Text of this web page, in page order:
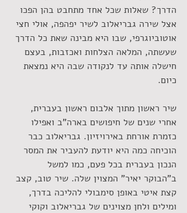
הדרך? שאלות שכל אחד מתחבט בהן הפכו
אצל שירה גבריאלוב לשיר יפהפה, אולי חצי
אוטוביוגרפי, שבו היא מבינה שאת כל הדרך
שעשתה, המלאה הצלחות ואכזבות, בעצם
חישלה אותה עד לנקודה שבה היא נמצאת
כיום.
שיר ראשון מתוך אלבום ראשון בעברית,
אחרי שנים של חיפושים בארה"ב ואפילו
כזמרת אורחת באירויזיון. גבריאלוב כבר
הוכיחה כמה היא יודעת להעביר את המסר
הנכון בעברית בכל פעם, כמו למשל
ב"הבוקר יאיר" המצוין שלה. שיר טוב, קצב
קצת איטי באופן סימבולי להליכה בדרך,
ומילים ולחן מצוינים של גבריאלוב וקוקי